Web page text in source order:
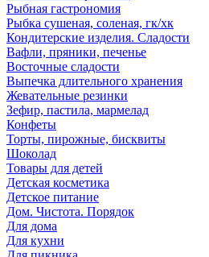
Рыбная гастрономия
Рыбка сушеная, соленая, гк/хк
Кондитерские изделия. Сладости
Вафли, пряники, печенье
Восточные сладости
Выпечка длительного хранения
Жевательные резинки
Зефир, пастила, мармелад
Конфеты
Торты, пирожные, бисквиты
Шоколад
Товары для детей
Детская косметика
Детское питание
Дом. Чистота. Порядок
Для дома
Для кухни